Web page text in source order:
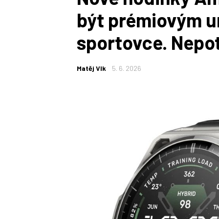
být prémiovým
sportovce.
Matěj Vlk 5. 6. 2026